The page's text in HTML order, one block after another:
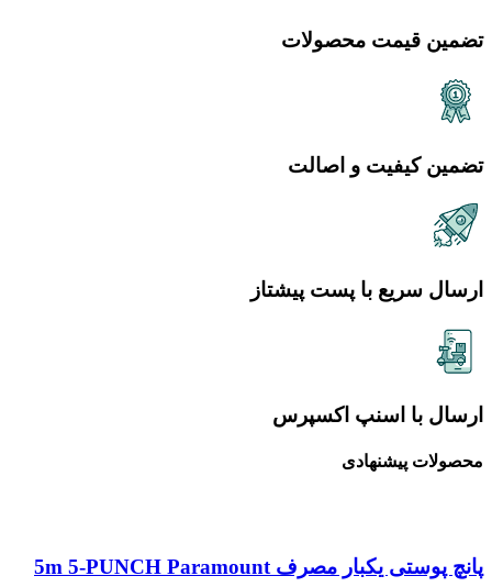
تضمین قیمت محصولات
تضمین کیفیت و اصالت
ارسال سریع با پست پیشتاز
ارسال با اسنپ اکسپرس
محصولات پیشنهادی
پانچ پوستی یکبار مصرف 5m 5-PUNCH Paramount